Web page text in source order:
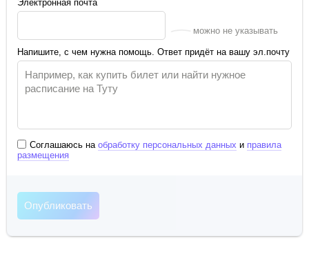
Электронная почта
можно не указывать
Напишите, с чем нужна помощь. Ответ придёт на вашу эл.почту
Соглашаюсь на обработку персональных данных и правила
размещения